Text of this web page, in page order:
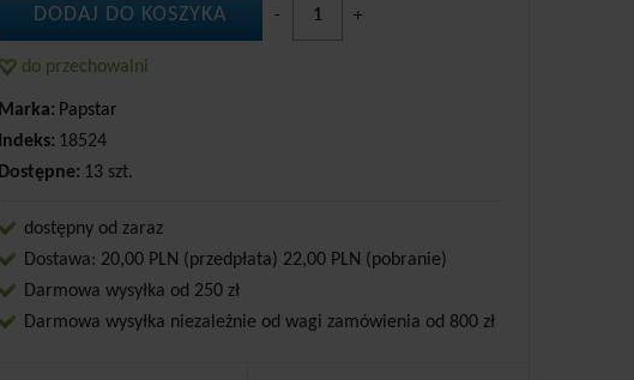
DODAJ DO KOSZYKA - +
do przechowalni
Marka: Papstar
Indeks: 18524
Dostępne: 13 szt.
dostępny od zaraz
Dostawa: 20,00 PLN (przedpłata) 22,00 PLN (pobranie)
Darmowa wysyłka od 250 zł
Darmowa wysyłka niezależnie od wagi zamówienia od 800 zł